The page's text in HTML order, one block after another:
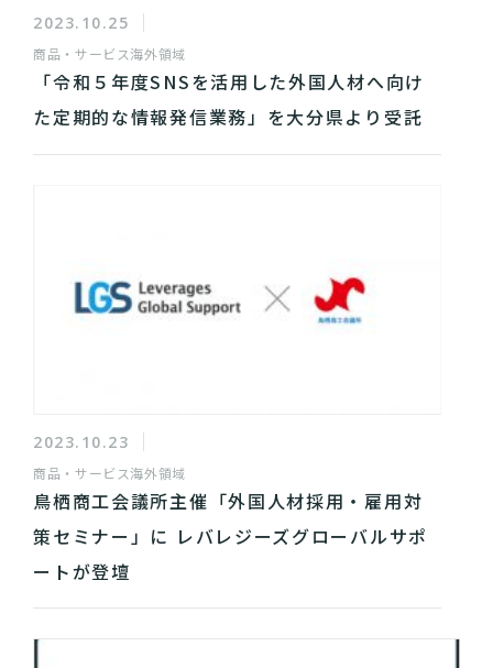
2023.10.25
商品・サービス海外領域
「令和５年度SNSを活用した外国人材へ向け
た定期的な情報発信業務」を大分県より受託
2023.10.23
商品・サービス海外領域
鳥栖商工会議所主催「外国人材採用・雇用対
策セミナー」に レバレジーズグローバルサポ
ートが登壇